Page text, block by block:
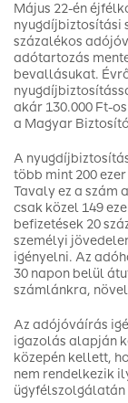
Május 22-én
nyugdíjbiztosítási
százalékos
adótartozás
bevallásukat.
akár 130.000 Ft-
a Magyar
A
több mint 200
Tavaly ez a szám
csak közel 149
befizetések 20
személyi
igényelni. Az
30 napon belül
számlánkra,
Az adójóváírás
igazolás alapján
közepén kellett,
nem rendelkezik